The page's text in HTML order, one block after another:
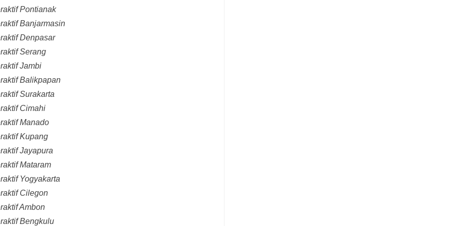
Pontianak
Banjarmasin
Denpasar
Serang
Jambi
Balikpapan
Surakarta
Cimahi
Manado
Kupang
Jayapura
Mataram
Yogyakarta
Cilegon
Ambon
Bengkulu